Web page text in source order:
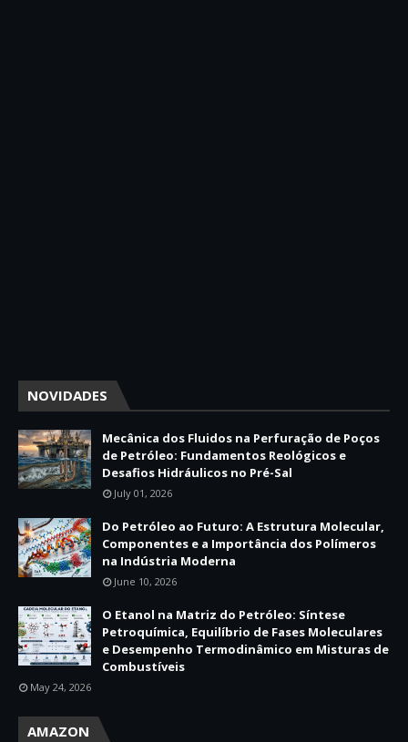
NOVIDADES
Mecânica dos Fluidos na Perfuração de Poços
de Petróleo: Fundamentos Reológicos e
Desafios Hidráulicos no Pré-Sal
July 01, 2026
Do Petróleo ao Futuro: A Estrutura Molecular,
Componentes e a Importância dos Polímeros
na Indústria Moderna
June 10, 2026
O Etanol na Matriz do Petróleo: Síntese
Petroquímica, Equilíbrio de Fases Moleculares
e Desempenho Termodinâmico em Misturas de
Combustíveis
May 24, 2026
AMAZON